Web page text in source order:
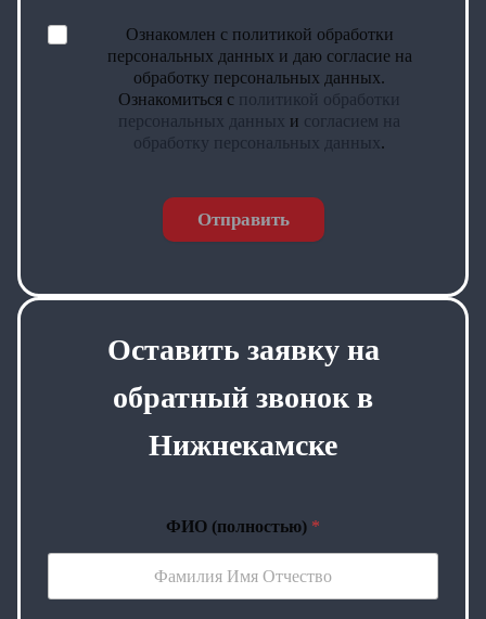
Ознакомлен с политикой обработки
персональных данных и даю согласие на
обработку персональных данных.
Ознакомиться с политикой обработки
персональных данных и согласием на
обработку персональных данных.
Отправить
Оставить заявку на
обратный звонок в
Нижнекамске
ФИО (полностью) *